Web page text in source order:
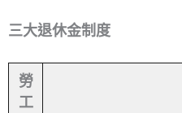
三大退休金制度
勞
工